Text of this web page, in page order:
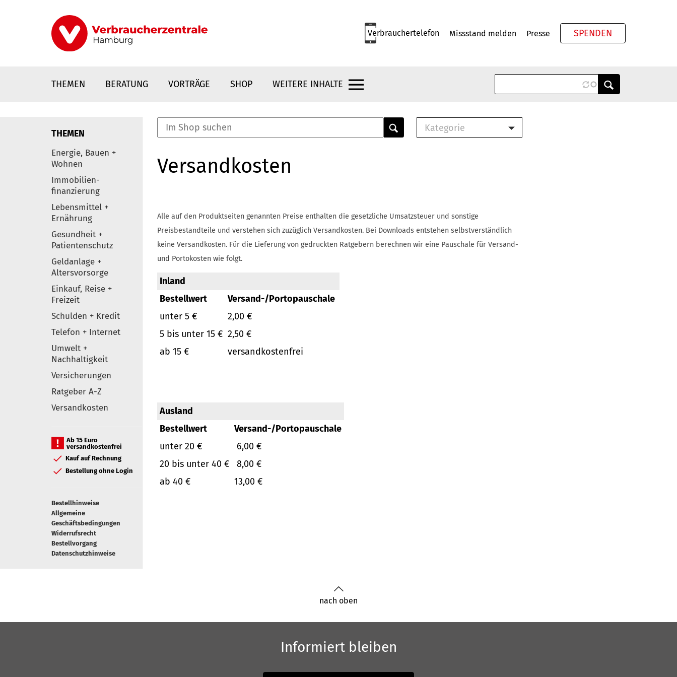
Verbrauchertelefon Missstand melden Presse SPENDEN
THEMEN BERATUNG VORTRÄGE SHOP WEITERE INHALTE
Elemente
THEMEN
Energie, Bauen +
Wohnen
Immobilien-
finanzierung
Lebensmittel +
Ernährung
Gesundheit +
Patientenschutz
Geldanlage +
Altersvorsorge
Einkauf, Reise +
Freizeit
Schulden + Kredit
Telefon + Internet
Umwelt +
Nachhaltigkeit
Versicherungen
Ratgeber A-Z
Versandkosten
Ab 15 Euro
versandkostenfrei
Kauf auf Rechnung
Bestellung ohne Login
Bestellhinweise
Allgemeine
Geschäftsbedingungen
Widerrufsrecht
Bestellvorgang
Datenschutzhinweise
Kategorie
Buch
Versandkosten
Alle auf den Produktseiten genannten Preise enthalten die gesetzliche Umsatzsteuer und sonstige
Preisbestandteile und verstehen sich zuzüglich Versandkosten. Bei Downloads entstehen selbstverständlich
keine Versandkosten. Für die Lieferung von gedruckten Ratgebern berechnen wir eine Pauschale für Versand-
und Portokosten wie folgt.
Inland
Bestellwert
Versand-/Portopauschale
unter 5 €
2,00 €
5 bis unter 15 € 2,50 €
ab 15 €
versandkostenfrei
Ausland
Bestellwert
Versand-/Portopauschale
unter 20 €
6,00 €
20 bis unter 40 €
8,00 €
ab 40 €
13,00 €
nach oben
Informiert bleiben